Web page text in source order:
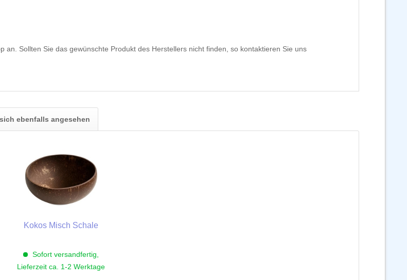
an. Sollten Sie das gewünschte Produkt des Herstellers nicht finden, so kontaktieren Sie uns
ebenfalls angesehen
Kokos Misch Schale
Sofort versandfertig,
Lieferzeit ca. 1-2 Werktage